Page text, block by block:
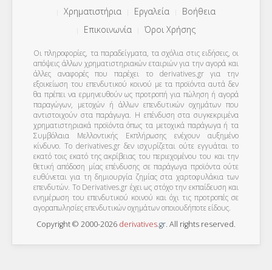
Χρηματιστήρια
Εργαλεία
Βοήθεια
Επικοινωνία
Όροι Χρήσης
Οι πληροφορίες, τα παραδείγματα, τα σχόλια στις ειδήσεις, οι
απόψεις άλλων χρηματιστηριακών εταιριών για την αγορά και
άλλες αναφορές που παρέχει το derivatives.gr για την
εξοικείωση του επενδυτικού κοινού με τα προϊόντα αυτά δεν
θα πρέπει να ερμηνευθούν ως προτροπή για πώληση ή αγορά
παραγώγων, μετοχών ή άλλων επενδυτικών οχημάτων που
αντιστοιχούν στα παράγωγα. Η επένδυση στα συγκεκριμένα
χρηματιστηριακά προϊόντα όπως τα μετοχικά παράγωγα ή τα
Συμβόλαια Μελλοντικής Εκπλήρωσης ενέχουν αυξημένο
κίνδυνο. Το derivatives.gr δεν ισχυρίζεται ούτε εγγυάται το
εκατό τοις εκατό της ακρίβειας του περιεχομένου του και την
θετική απόδοση μίας επένδυσης σε παράγωγα προϊόντα ούτε
ευθύνεται για τη δημιουργία ζημίας στα χαρτοφυλάκια των
επενδυτών. To Derivatives.gr έχει ως στόχο την εκπαίδευση και
ενημέρωση του επενδυτικού κοινού και όχι τις προτροπές σε
αγοραπωλησίες επενδυτικών οχημάτων οποιουδήποτε είδους.
Copyright © 2000-2026 derivatives.gr. All rights reserved.